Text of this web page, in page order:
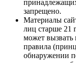
запрещено.
Материалы
лиц старше 21
может вызвать
правила
обнаружении